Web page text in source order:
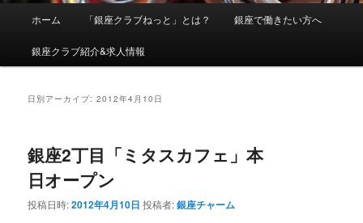
メインコンテンツへ移動
サブコンテンツへ移動
ホーム 「銀座クラブねっと」とは？ 銀座で働きたい方へ
銀座クラブ紹介&求人情報
日別アーカイブ:2012年4月10日
銀座2丁目「ミタスカフェ」本
日オープン
投稿日時:2012年4月10日 投稿者:銀座チャーム